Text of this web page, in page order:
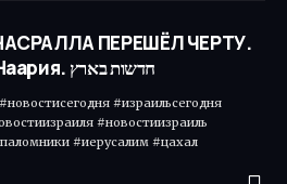
ПЕРЕШЁЛ ЧЕРТУ.
Выпуск 568. Радио Наария. חדשות בארץ
#израильсегодня
#новостиизраиль
#иерусалим #цахал